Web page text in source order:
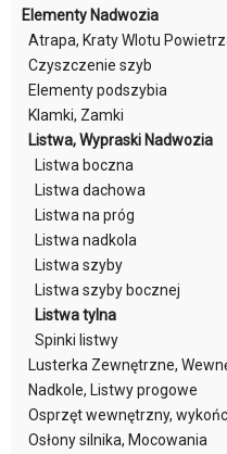
Elementy Nadwozia
Atrapa, Kraty Wlotu
Czyszczenie szyb
Elementy podszybia
Klamki, Zamki
Listwa, Wypraski Nadwozia
Listwa boczna
Listwa dachowa
Listwa na próg
Listwa nadkola
Listwa szyby
Listwa szyby bocznej
Listwa tylna
Spinki listwy
Lusterka Zewnętrzne,
Nadkole, Listwy progowe
Osprzęt wewnętrzny,
Osłony silnika, Mocowania